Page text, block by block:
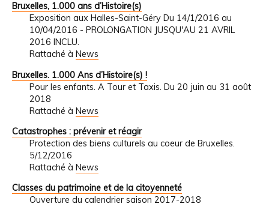
Bruxelles, 1.000 ans d’Histoire(s)
Exposition aux Halles-Saint-Géry Du 14/1/2016 au
10/04/2016 - PROLONGATION JUSQU'AU 21 AVRIL
2016 INCLU.
Rattaché à News
Bruxelles. 1.000 Ans d’Histoire(s) !
Pour les enfants. A Tour et Taxis. Du 20 juin au 31 août
2018
Rattaché à News
Catastrophes : prévenir et réagir
Protection des biens culturels au coeur de Bruxelles.
5/12/2016
Rattaché à News
Classes du patrimoine et de la citoyenneté
Ouverture du calendrier saison 2017-2018